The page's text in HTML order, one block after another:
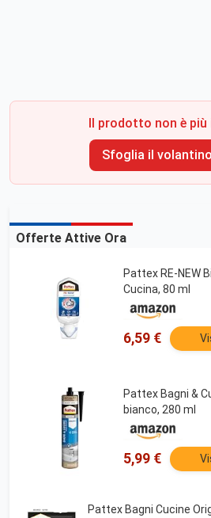
Il prodotto non è
Sfoglia il
Offerte Attive Ora
Pattex RE-NEW
Cucina, 80 ml
6,59 €
Pattex Bagni &
bianco, 280 ml
5,99 €
Pattex Bagni Cucine